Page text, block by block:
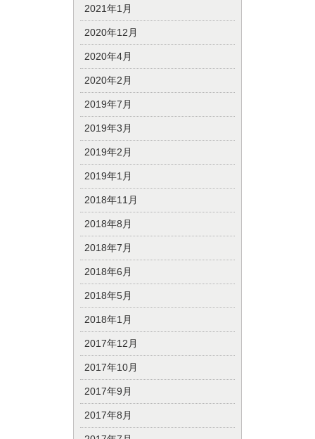
2021年1月
2020年12月
2020年4月
2020年2月
2019年7月
2019年3月
2019年2月
2019年1月
2018年11月
2018年8月
2018年7月
2018年6月
2018年5月
2018年1月
2017年12月
2017年10月
2017年9月
2017年8月